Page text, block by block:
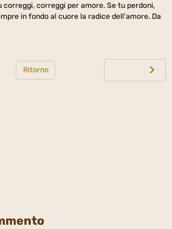
correggi, correggi per amore. Se tu perdoni,
in fondo al cuore la radice dell'amore. Da
Ritorno